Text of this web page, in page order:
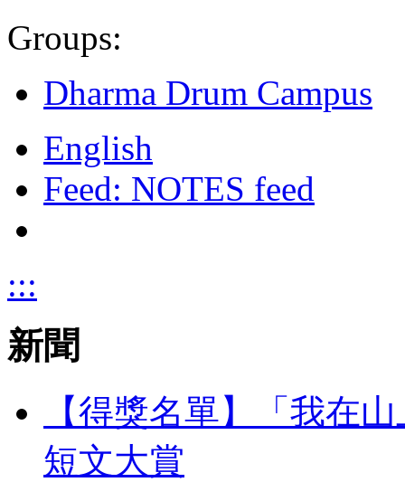
Groups:
Dharma Drum Campus
English
Feed: NOTES feed
:::
新聞
【得獎名單】「我在
短文大賞